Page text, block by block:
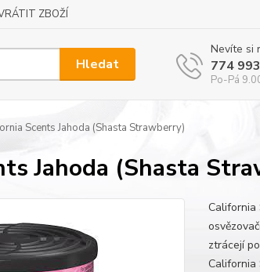
ZBOŽÍ
Hledat
Nevíte si
774
Po-Pá
Scents Jahoda (Shasta Strawberry)
Jahoda (Shasta
California
ztrácejí
California